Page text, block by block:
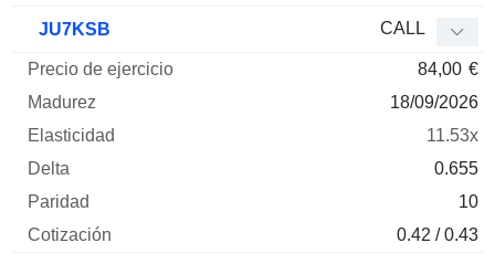
JU7KSB CALL
84,00 €
18/09/2026
11.53x
0.655
10
0.42 / 0.43